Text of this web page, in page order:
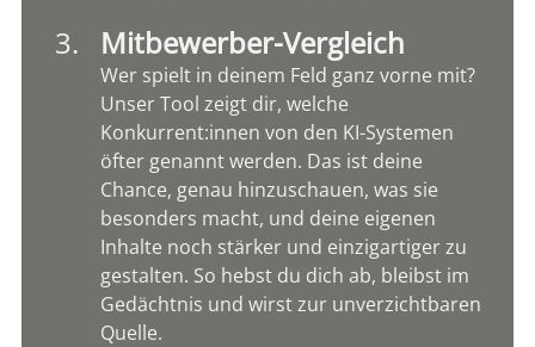
Mitbewerber-Vergleich
Wer spielt in deinem Feld ganz vorne mit?
Unser Tool zeigt dir, welche
Konkurrent:innen von den KI-Systemen
öfter genannt werden. Das ist deine
Chance, genau hinzuschauen, was sie
besonders macht, und deine eigenen
Inhalte noch stärker und einzigartiger zu
gestalten. So hebst du dich ab, bleibst im
Gedächtnis und wirst zur unverzichtbaren
Quelle.